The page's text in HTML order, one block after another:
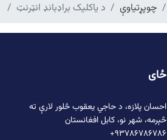
چوپړتیاوې د یاکلیک براډبانډ انټرنټ
ځای
احسان پلازه، د حاجي یعقوب څلور لارې ته
څېرمه، شهر نو، کابل افغانستان
۹۳۷۸۶۷۸۶۷۸۶+